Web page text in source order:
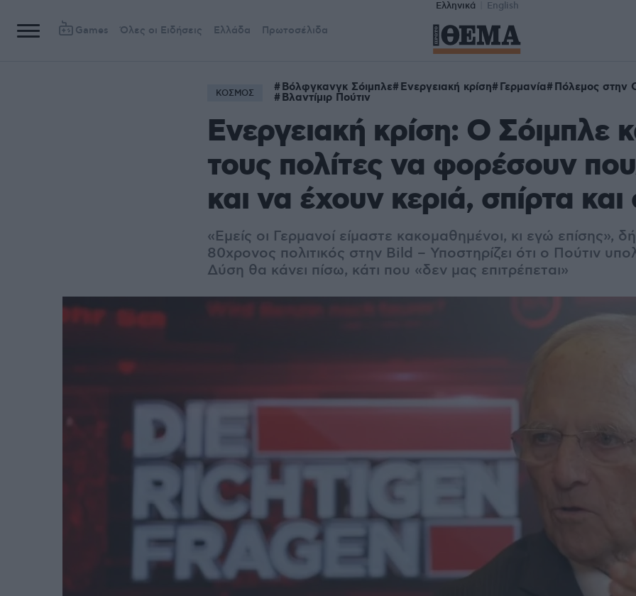
Ελληνικά English
Games Όλες οι Ειδήσεις Ελλάδα Πρωτοσέλιδα
ΚΟΣΜΟΣ Βόλφγκανγκ Σόιμπλε Ενεργειακή κρίση Γερμανία Πόλεμος στην
Βλαντίμιρ Πούτιν
Ενεργειακή κρίση: Ο Σόιμπλε
τους πολίτες να φορέσουν
και να έχουν κεριά, σπίρτα
«Εμείς οι Γερμανοί είμαστε κακομαθημένοι, κι εγώ επίσης»,
80χρονος πολιτικός στην Bild – Υποστηρίζει ότι ο Πούτιν
Δύση θα κάνει πίσω, κάτι που «δεν μας επιτρέπεται»